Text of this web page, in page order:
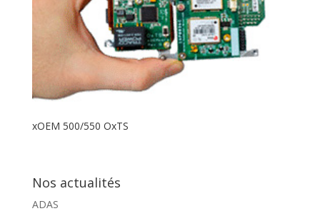
xOEM 500/550 OxTS
Nos actualités
ADAS